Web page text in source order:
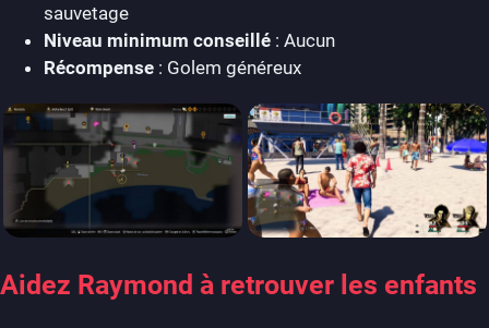
sauvetage
Niveau minimum conseillé : Aucun
Récompense : Golem généreux
Aidez Raymond à retrouver les enfants